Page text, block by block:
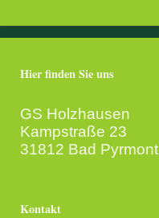
Hier finden Sie uns
GS Holzhausen
Kampstraße 23
31812 Bad Pyrmont
Kontakt